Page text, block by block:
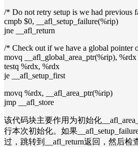
/* Do not retry setup is we had previous
cmpb $0, __afl_setup_failure(%rip)
jne __afl_return
/* Check out if we have a global pointer
movq __afl_global_area_ptr(%rip), %rdx
testq %rdx, %rdx
je __afl_setup_first
movq %rdx, __afl_area_ptr(%rip)
jmp __afl_store
该代码块主要作用为初始化
行本次初始化。如果
过，跳转到__afl_return返回，然后检